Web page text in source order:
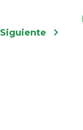
Siguiente